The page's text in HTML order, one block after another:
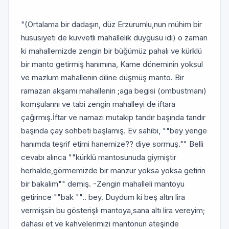
"(Ortalama bir dadaşın, düz Erzurumlu,nun mühim bir
hususiyeti de kuvvetli mahallelik duygusu idi) o zaman
ki mahallemizde zengin bir büğümüz pahalı ve kürklü
bir manto getirmiş hanımına, Karne döneminin yoksul
ve mazlum mahallenin diline düşmüş manto. Bir
ramazan akşamı mahallenin ;aga begisi (ombustmanı)
komşularını ve tabi zengin mahalleyi de iftara
çağırmış.İftar ve namazı mutakip tandır başında tandır
başında çay sohbeti başlamış. Ev sahibi, ""bey yenge
hanımda teşrif etimi hanemize?? diye sormuş."" Belli
cevabı alınca ""kürklü mantosunuda giymiştir
herhalde,görmemizde bir manzur yoksa yoksa getirin
bir bakalım"" demiş. -Zengin mahalleli mantoyu
getirince ""bak "".. bey. Duydum ki beş altın lira
vermişsin bu gösterişli mantoya,sana altı lira vereyim;
dahası et ve kahvelerimizi mantonun ateşinde